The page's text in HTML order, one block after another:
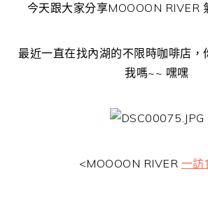
今天跟大家分享MOOOON RIVER
最近一直在找內湖的不限時咖啡店，
我嗎~~ 嘿嘿
<MOOOON RIVER 一訪